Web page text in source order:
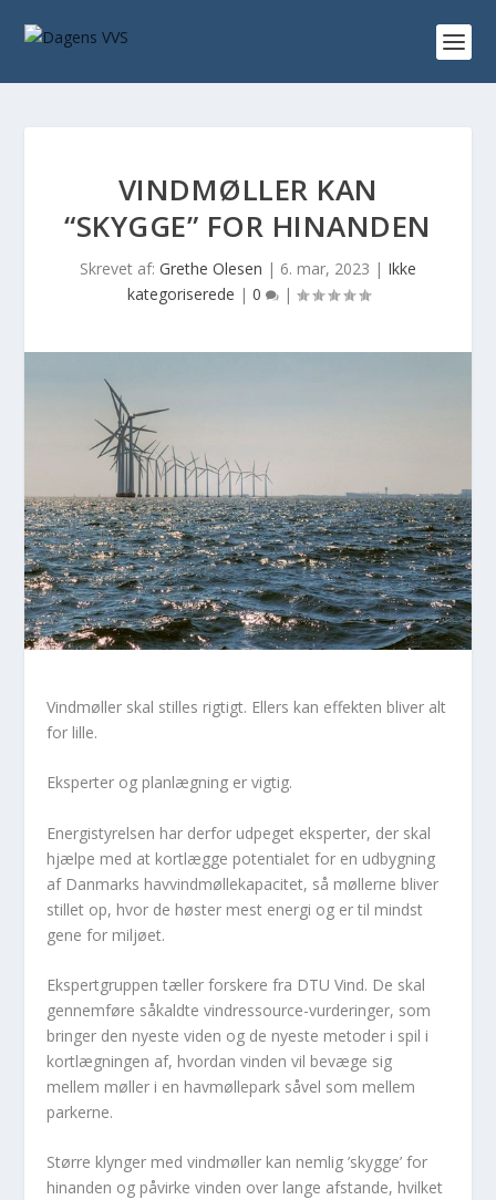
VINDMØLLER KAN
“SKYGGE” FOR HINANDEN
Skrevet af: Grethe Olesen | 6. mar, 2023 | Ikke
kategoriserede | 0 |
Vindmøller skal stilles rigtigt. Ellers kan effekten bliver alt
for lille.
Eksperter og planlægning er vigtig.
Energistyrelsen har derfor udpeget eksperter, der skal
hjælpe med at kortlægge potentialet for en udbygning
af Danmarks havvindmøllekapacitet, så møllerne bliver
stillet op, hvor de høster mest energi og er til mindst
gene for miljøet.
Ekspertgruppen tæller forskere fra DTU Vind. De skal
gennemføre såkaldte vindressource-vurderinger, som
bringer den nyeste viden og de nyeste metoder i spil i
kortlægningen af, hvordan vinden vil bevæge sig
mellem møller i en havmøllepark såvel som mellem
parkerne.
Større klynger med vindmøller kan nemlig ’skygge’ for
hinanden og påvirke vinden over lange afstande, hvilket